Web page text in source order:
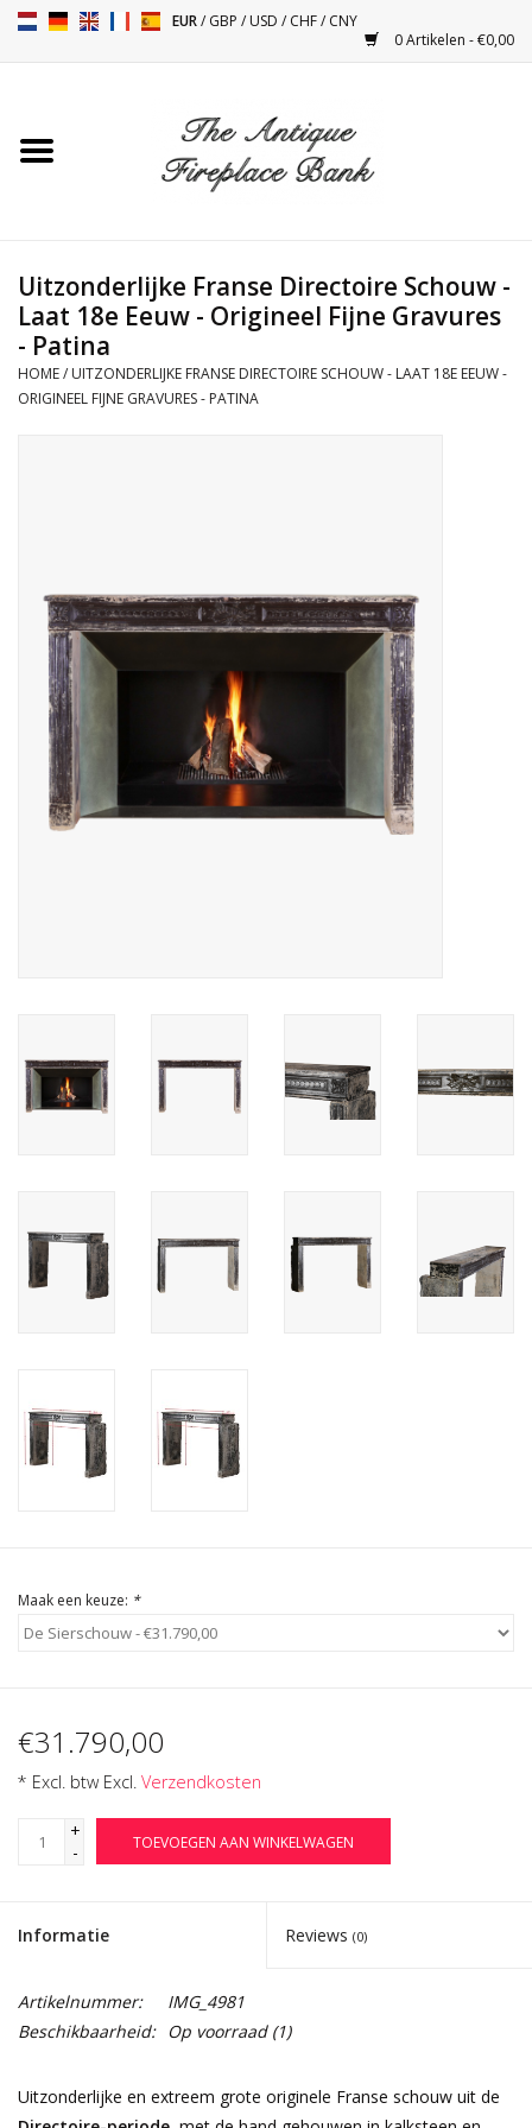
EUR/GBP /USD /CHF/CNY
0 Artikelen - €0,00
Toebehoren
Kacheltjes
Tafels
Objecten
Vloeren - Steen, Terra Cotta
& Marmer
Outlet
Tevreden Klanten
Cadeau Bonnen
Uitzonderlijke Franse Directoire Schouw -
Laat 18e Eeuw - Origineel Fijne Gravures
- Patina
HOME/ UITZONDERLIJKE FRANSE DIRECTOIRE SCHOUW - LAAT 18E EEUW -
ORIGINEEL FIJNE GRAVURES - PATINA
Maak een keuze: *
€31.790,00
* Excl. btw Excl. Verzendkosten
+
-
TOEVOEGEN AAN WINKELWAGEN
Informatie Reviews (0)
Artikelnummer:
IMG_4981
Beschikbaarheid: Op voorraad(1)
Uitzonderlijke en extreem grote originele Franse schouw uit de